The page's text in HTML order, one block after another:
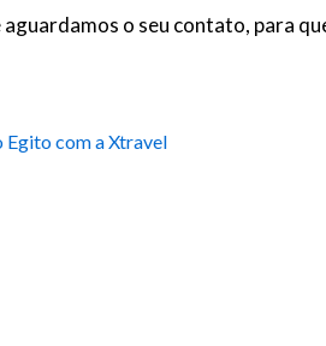
o seu contato, para
Egito com a Xtravel